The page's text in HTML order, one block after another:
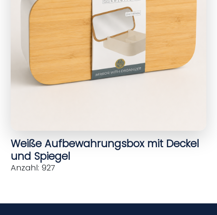
Weiße Aufbewahrungsbox mit Deckel
und Spiegel
Anzahl: 927